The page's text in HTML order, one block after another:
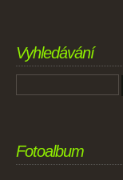
Vyhledávání
Fotoalbum